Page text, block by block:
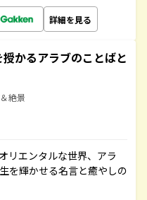
詳細を見る
かるアラブのことばと
絶景
リエンタルな世界、アラ
を輝かせる名言と癒やしの